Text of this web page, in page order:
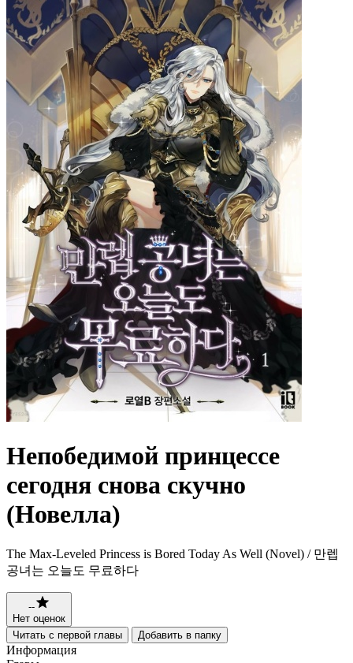
Непобедимой принцессе
сегодня снова скучно
(Новелла)
The Max-Leveled Princess is Bored Today As Well (Novel) / 만렙
공녀는 오늘도 무료하다
--
Нет оценок
Читать с первой главы
Добавить в папку
Информация